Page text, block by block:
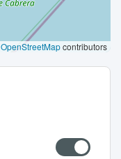
OpenStreetMapcontributors